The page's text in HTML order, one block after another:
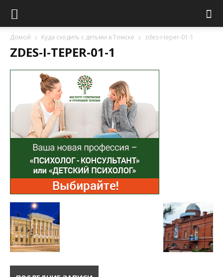
Домой Куда сходить с детьми в Томске zdes-i-teper-01-1
ZDES-I-TEPER-01-1